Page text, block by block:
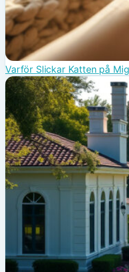
Varför Slickar Katten på